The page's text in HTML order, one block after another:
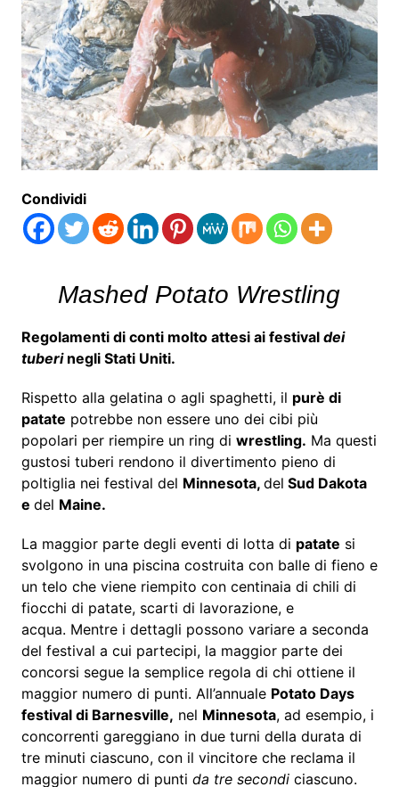
Condividi
Mashed Potato Wrestling
Regolamenti di conti molto attesi ai festival dei
tuberinegli Stati Uniti.
Rispetto alla gelatina o agli spaghetti, il purè di
patate potrebbe non essere uno dei cibi più
popolari per riempire un ring di wrestling. Ma questi
gustosi tuberi rendono il divertimento pieno di
poltiglia nei festival del Minnesota, del Sud Dakota
e del Maine.
La maggior parte degli eventi di lotta di patate si
svolgono in una piscina costruita con balle di fieno e
un telo che viene riempito con centinaia di chili di
fiocchi di patate, scarti di lavorazione, e
acqua. Mentre i dettagli possono variare a seconda
del festival a cui partecipi, la maggior parte dei
concorsi segue la semplice regola di chi ottiene il
maggior numero di punti. All’annuale Potato Days
festival di Barnesville, nel Minnesota, ad esempio, i
concorrenti gareggiano in due turni della durata di
tre minuti ciascuno, con il vincitore che reclama il
maggior numero di punti da tre secondiciascuno.